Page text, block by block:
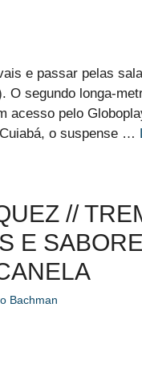
e passar pelas
O segundo longa-
acesso pelo
o suspense …
//
E
Bachman